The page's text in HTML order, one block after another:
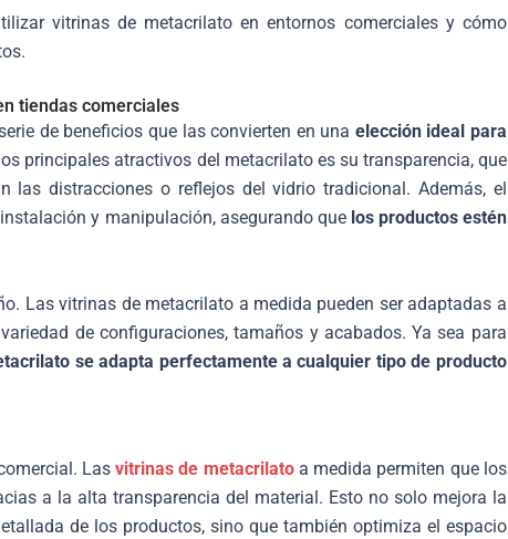
vitrinas de metacrilato en entornos comerciales y cómo
tiendas comerciales
de beneficios que las convierten en una elección ideal para
principales atractivos del metacrilato es su transparencia, que
las distracciones o reflejos del vidrio tradicional. Además, el
y manipulación, asegurando que los productos estén
Las vitrinas de metacrilato a medida pueden ser adaptadas a
de configuraciones, tamaños y acabados. Ya sea para
se adapta perfectamente a cualquier tipo de producto
Lasvitrinas de metacrilatoa medida permiten que los
a la alta transparencia del material. Esto no solo mejora la
de los productos, sino que también optimiza el espacio